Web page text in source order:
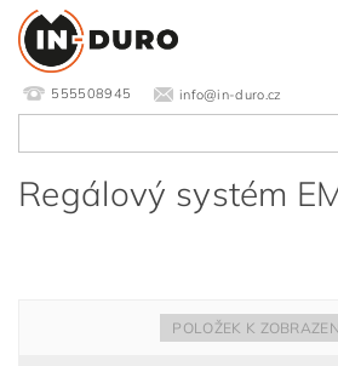
555508945 info@in-duro.cz
Regálový systém
POLOŽEK K